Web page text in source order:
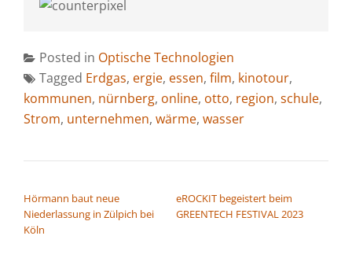
Posted in Optische Technologien
Tagged Erdgas, ergie, essen, film, kinotour,
kommunen, nürnberg, online, otto, region, schule,
Strom, unternehmen, wärme, wasser
Hörmann baut neue
Niederlassung in Zülpich bei
Köln
eROCKIT begeistert beim
GREENTECH FESTIVAL 2023